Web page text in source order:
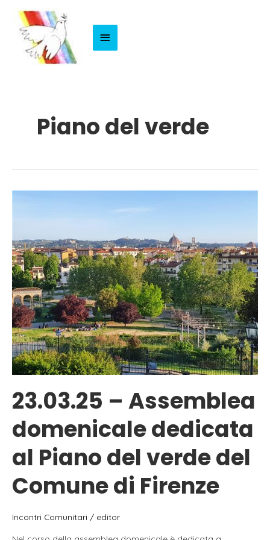
Menu
Piano del verde
23.03.25 – Assemblea
domenicale dedicata
al Piano del verde del
Comune di Firenze
Incontri Comunitari / editor